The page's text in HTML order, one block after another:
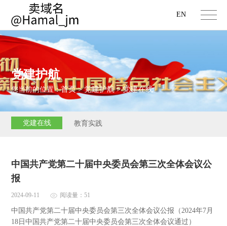
EN
党建护航
您当前的位置：首页>党建护航>党建在线
党建在线 教育实践
中国共产党第二十届中央委员会第三次全体会议公
报
2024-09-11 阅读量：51
中国共产党第二十届中央委员会第三次全体会议公报（2024年7月
18日中国共产党第二十届中央委员会第三次全体会议通过）